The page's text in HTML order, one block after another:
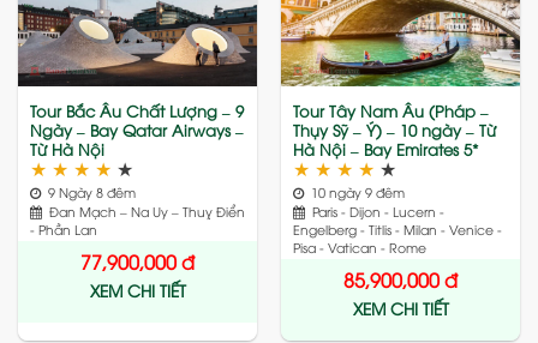
wishlist
Tour Bắc Âu Chất Lượng – 9
Ngày – Bay Qatar Airways –
Từ Hà Nội
★ ★ ★ ★ ★
9 Ngày 8 đêm
Đan Mạch – Na Uy – Thuỵ Điển
- Phần Lan
77,900,000đ
XEM CHI TIẾT
wishlist
Tour Tây Nam Âu (Pháp –
Thụy Sỹ – Ý) – 10 ngày – Từ
Hà Nội – Bay Emirates 5*
★ ★ ★ ★ ★
10 ngày 9 đêm
Paris - Dijon - Lucern -
Engelberg - Titlis - Milan - Venice -
Pisa - Vatican - Rome
85,900,000đ
XEM CHI TIẾT